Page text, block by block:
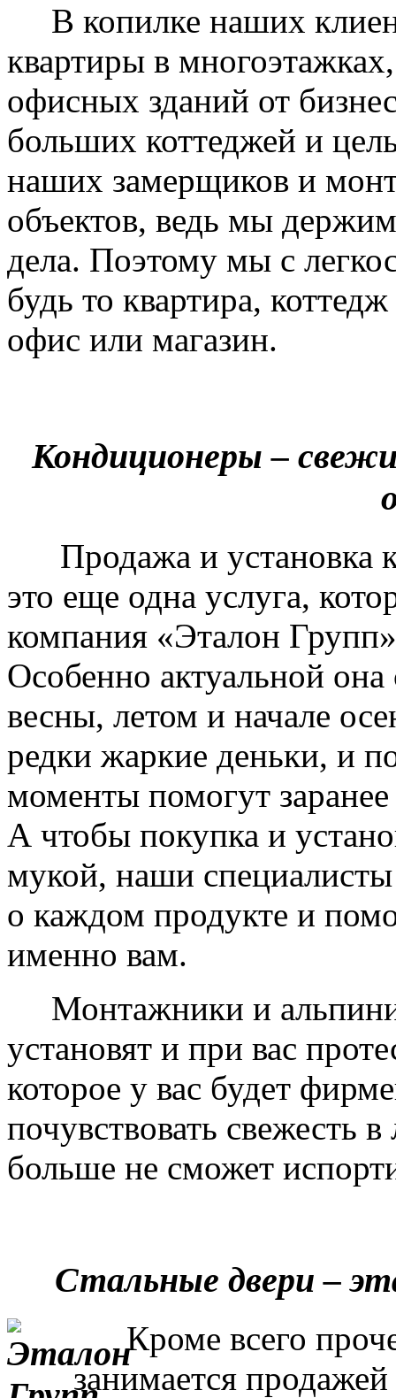
В копилке наших
квартиры в
офисных зданий от
больших коттеджей и
наших замерщиков и
объектов, ведь мы
дела. Поэтому мы с
будь то квартира,
офис или магазин.
Кондиционеры –
Продажа и установка
это еще одна услуга,
компания «Эталон
Особенно актуальной она
весны, летом и начале
редки жаркие деньки, и
моменты помогут
А чтобы покупка и
мукой, наши специалисты
о каждом продукте и
именно вам.
Монтажники и
установят и при вас
которое у вас будет
почувствовать свежесть
больше не сможет
Стальные двери –
Кроме всего
занимается